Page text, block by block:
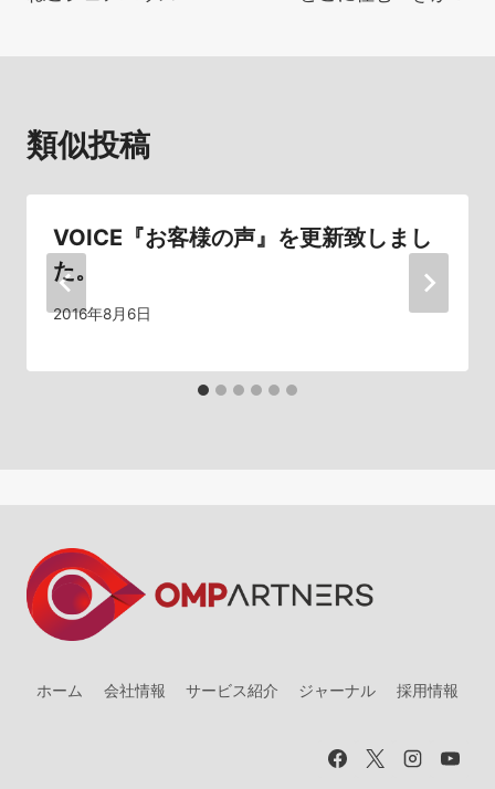
稿
ゲ
ー
シ
ョ
類似投稿
VOICE『お客様の声』を更新致しまし
た。
2016年8月6日
ホーム 会社情報 サービス紹介 ジャーナル 採用情報